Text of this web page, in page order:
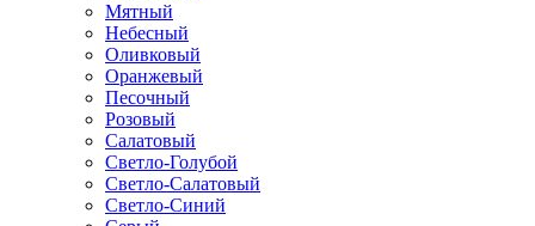
Мятный
Небесный
Оливковый
Оранжевый
Песочный
Розовый
Салатовый
Светло-Голубой
Светло-Салатовый
Светло-Синий